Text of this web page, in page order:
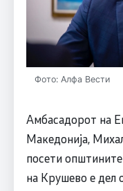
Фото: Алфа Вести
Амбасадорот на
Македонија,
посети
на Крушево е дел